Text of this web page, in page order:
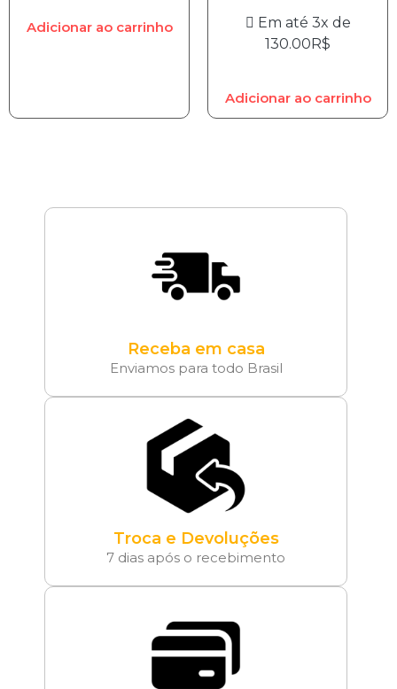
Adicionar ao carrinho
Em até 3x de
130.00R$
Adicionar ao carrinho
Receba em casa
Enviamos para todo Brasil
Troca e Devoluções
7 dias após o recebimento